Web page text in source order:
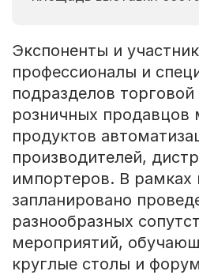
Экспоненты и
профессионалы и
подразделов
розничных продавцов
продуктов
производителей,
импортеров. В рамках
запланировано
разнообразных
мероприятий,
круглые столы и